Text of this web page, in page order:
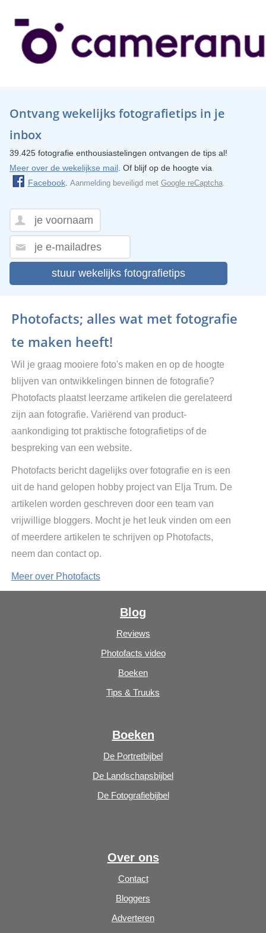
Ontvang wekelijks fotografietips in je
inbox
39.425 fotografie enthousiastelingen ontvangen de tips al!
Meer over de wekelijkse mail. Of blijf op de hoogte via
Facebook. Aanmelding beveiligd met Google reCaptcha.
stuur wekelijks fotografietips
Photofacts; alles wat met fotografie
te maken heeft!
Wil je graag mooiere foto's maken en op de hoogte
blijven van ontwikkelingen binnen de fotografie?
Photofacts plaatst leerzame artikelen die gerelateerd
zijn aan fotografie. Variërend van product-
aankondiging tot praktische fotografietips of de
bespreking van een website.
Photofacts bericht dagelijks over fotografie en is een
uit de hand gelopen hobby project van Elja Trum. De
artikelen worden geschreven door een team van
vrijwillige bloggers. Mocht je het leuk vinden om een
of meerdere artikelen te schrijven op Photofacts,
neem dan contact op.
Meer over Photofacts
Blog
Reviews
Photofacts video
Boeken
Tips & Truuks
Boeken
De Portretbijbel
De Landschapsbijbel
De Fotografiebijbel
Over ons
Contact
Bloggers
Adverteren